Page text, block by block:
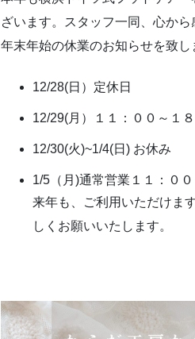
ざいます。スタッフ一同、心から
年末年始の休業のお知らせを致し
12/28(日）定休日
12/29(月）１１：００～１
12/30(火)~1/4(日) お休み
1/5（月)通常営業１１：０
来年も、ご利用いただけま
しくお願いいたします。